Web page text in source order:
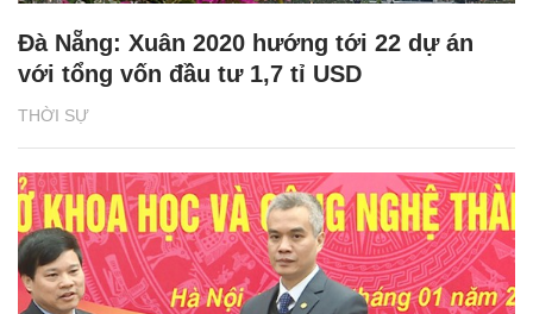
THỜI SỰ
Đà Nẵng: Xuân 2020 hướng tới 22 dự án
với tổng vốn đầu tư 1,7 tỉ USD